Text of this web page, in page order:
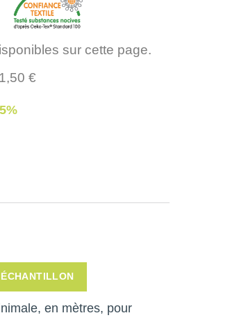
sur cette page.
€
ÉCHANTILLON
en mètres, pour